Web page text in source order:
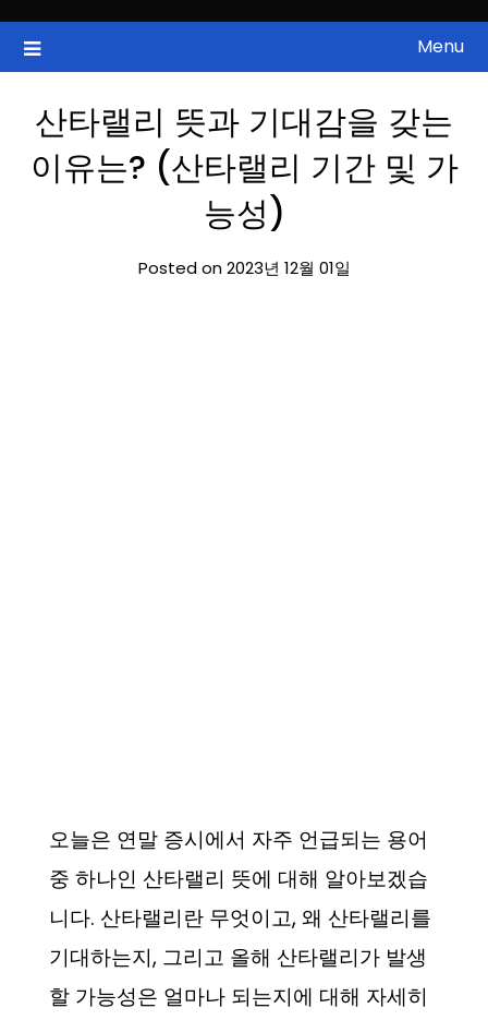
content
ZAN 주식정보
국내증시, 해외증시, 급등주, 낙폭과대, 골든크로스, 상한가, 하한가 등
의 주식 정보.
Menu
산타랠리 뜻과 기대감을 갖는
이유는? (산타랠리 기간 및 가
능성)
Posted on 2023년 12월 01일
오늘은 연말 증시에서 자주 언급되는 용어
중 하나인 산타랠리 뜻에 대해 알아보겠습
니다. 산타랠리란 무엇이고, 왜 산타랠리를
기대하는지, 그리고 올해 산타랠리가 발생
할 가능성은 얼마나 되는지에 대해 자세히